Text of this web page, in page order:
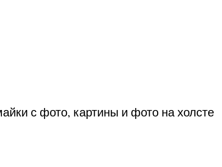
с фото, картины и фото на холсте